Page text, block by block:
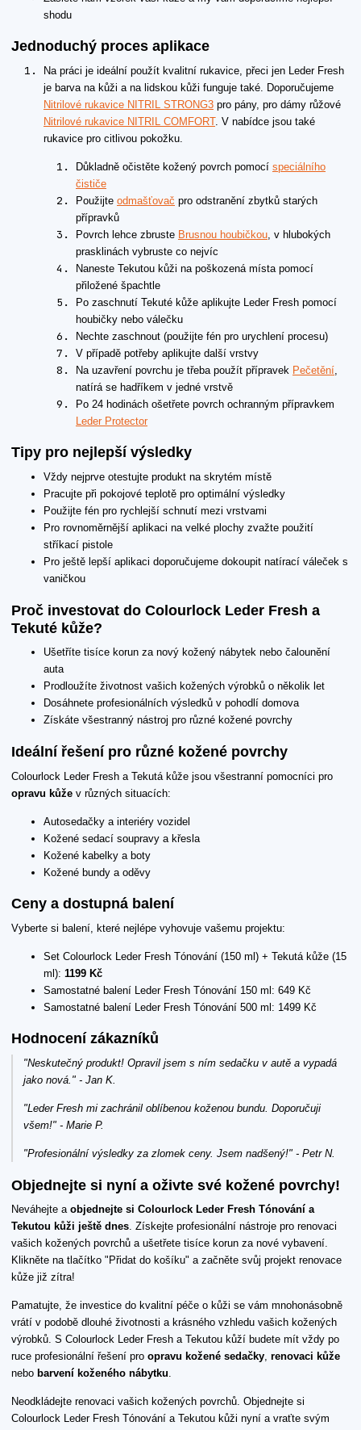
shodu
Jednoduchý proces aplikace
Na práci je ideální použít kvalitní rukavice, přeci jen Leder Fresh
je barva na kůži a na lidskou kůži funguje také. Doporučujeme
Nitrilové rukavice NITRIL STRONG3 pro pány, pro dámy růžové
Nitrilové rukavice NITRIL COMFORT. V nabídce jsou také
rukavice pro citlivou pokožku.
Důkladně očistěte kožený povrch pomocí speciálního
čističe
Použijte odmašťovač pro odstranění zbytků starých
přípravků
Povrch lehce zbruste Brusnou houbičkou , v hlubokých
prasklinách vybruste co nejvíc
Naneste Tekutou kůži na poškozená místa pomocí
přiložené špachtle
Po zaschnutí Tekuté kůže aplikujte Leder Fresh pomocí
houbičky nebo válečku
Nechte zaschnout (použijte fén pro urychlení procesu)
V případě potřeby aplikujte další vrstvy
Na uzavření povrchu je třeba použít přípravek Pečetění
natírá se hadříkem v jedné vrstvě
Po 24 hodinách ošetřete povrch ochranným přípravkem
Leder Protector
Tipy pro nejlepší výsledky
Vždy nejprve otestujte produkt na skrytém místě
Pracujte při pokojové teplotě pro optimální výsledky
Použijte fén pro rychlejší schnutí mezi vrstvami
Pro rovnoměrnější aplikaci na velké plochy zvažte použití
stříkací pistole
Pro ještě lepší aplikaci doporučujeme dokoupit natírací váleček s
vaničkou
Proč investovat do Colourlock Leder Fresh a
Tekuté kůže?
Ušetříte tisíce korun za nový kožený nábytek nebo čalounění
auta
Prodloužíte životnost vašich kožených výrobků o několik let
Dosáhnete profesionálních výsledků v pohodlí domova
Získáte všestranný nástroj pro různé kožené povrchy
Ideální řešení pro různé kožené povrchy
Colourlock Leder Fresh a Tekutá kůže jsou všestranní pomocníci pro
opravu kůže v různých situacích:
Autosedačky a interiéry vozidel
Kožené sedací soupravy a křesla
Kožené kabelky a boty
Kožené bundy a oděvy
Ceny a dostupná balení
Vyberte si balení, které nejlépe vyhovuje vašemu projektu:
Set Colourlock Leder Fresh Tónování (150 ml) + Tekutá kůže (15
ml): 1199 Kč
Samostatné balení Leder Fresh Tónování 150 ml: 649 Kč
Samostatné balení Leder Fresh Tónování 500 ml: 1499 Kč
Hodnocení zákazníků
"Neskutečný produkt! Opravil jsem s ním sedačku v autě a vypadá
jako nová." - Jan K.
"Leder Fresh mi zachránil oblíbenou koženou bundu. Doporučuji
všem!" - Marie P.
"Profesionální výsledky za zlomek ceny. Jsem nadšený!" - Petr N.
Objednejte si nyní a oživte své kožené povrchy!
Neváhejte a objednejte si Colourlock Leder Fresh Tónování a
Tekutou kůži ještě dnes. Získejte profesionální nástroje pro renovaci
vašich kožených povrchů a ušetřete tisíce korun za nové vybavení.
Klikněte na tlačítko "Přidat do košíku" a začněte svůj projekt renovace
kůže již zítra!
Pamatujte, že investice do kvalitní péče o kůži se vám mnohonásobně
vrátí v podobě dlouhé životnosti a krásného vzhledu vašich kožených
výrobků. S Colourlock Leder Fresh a Tekutou kůží budete mít vždy po
ruce profesionální řešení pro opravu kožené sedačky, renovaci kůže
nebo barvení koženého nábytku.
Neodkládejte renovaci vašich kožených povrchů. Objednejte si
Colourlock Leder Fresh Tónování a Tekutou kůži nyní a vraťte svým